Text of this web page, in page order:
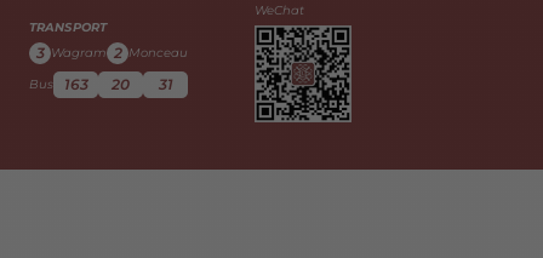
TRANSPORT
3 Wagram 2 Monceau
Bus
163 20 31
WeChat